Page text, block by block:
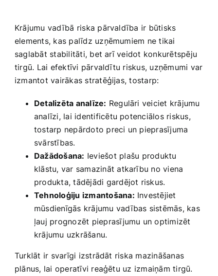
Krājumu vadībā ⁢riska pārvaldība ir būtisks
elements, kas​ palīdz uzņēmumiem ne tikai
saglabāt stabilitāti, bet arī veidot konkurētspēju
tirgū. Lai efektīvi pārvaldītu riskus, ‌uzņēmumi var
izmantot vairākas stratēģijas, tostarp:
Detalizēta analīze: Regulāri veiciet krājumu
analīzi, lai identificētu potenciālos riskus,
tostarp nepārdoto preci un pieprasījuma
svārstības.
Dažādošana: Ieviešot plašu⁤ produktu
klāstu, var samazināt atkarību no viena⁢
produkta, tādējādi gardējot riskus.
Tehnoloģiju izmantošana: Investējiet
mūsdienīgās krājumu vadības sistēmās, kas
ļauj prognozēt pieprasījumu un optimizēt
krājumu uzkrāšanu.
Turklāt ir svarīgi izstrādāt riska mazināšanas
plānus, lai operatīvi reaģētu uz izmaiņām tirgū.